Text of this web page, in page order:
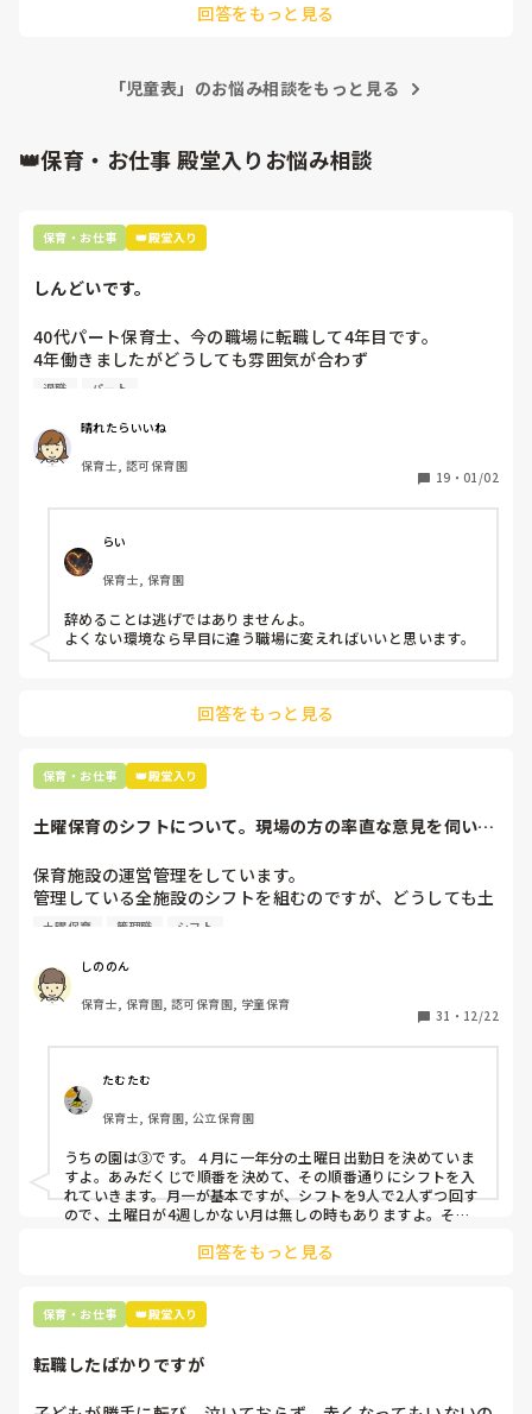
他の先生方との経験の差がどのくらいか分かりませんが、投稿
回答をもっと見る
「児童表」のお悩み相談をもっと見る
👑保育・お仕事 殿堂入りお悩み相談
保育・お仕事 👑殿堂入り
しんどいです。
40代パート保育士、今の職場に転職して4年目です。
4年働きましたがどうしても雰囲気が合わず
退職しようと思っています。
周りの職員は、勤続10年以上から何十年という先生がほとん
どです。
保護者子どもの愚痴悪口が多く、
今で言う不適切保育も
仕方ないよね
もう何も言わずに
子どもの言いなりになればいいんだね
などいう意見で…
上の先生に相談することは難しそうです。
最後の職場にしようと思っていましたが
辞めることは逃げ、と、過去辞めた人も何年も言われ続けて
います
退職 パート
晴れたらいいね
保育士, 認可保育園
19 ・ 01/02
らい
保育士, 保育園
辞めることは逃げではありませんよ。
よくない環境なら早目に違う職場に変えればいいと思います。
回答をもっと見る
保育・お仕事 👑殿堂入り
土曜保育のシフトについて。現場の方の率直な意見を伺いた
保育施設の運営管理をしています。
管理している全施設のシフトを組むのですが、どうしても土
曜保育だけは入れる方が少なく、いつも苦労しています。
て入職しているはずですが、いざ勤務が始まると一日も土曜
出勤が出来ない方ばかりです。
①土曜日の希望休は2日まで、と制限をかける
②毎月、必ず土曜保育に入ることのできる日を1日だけピッ
クアップしてもらう
③仮シフトが出た時、土曜出勤が難しければ自身で代わりの
人を交渉して見つけてもらう
上記のいずれかの対策を取り入れることを考えています。
土曜保育 管理職 シフト
しののん
保育士, 保育園, 認可保育園, 学童保育
31 ・ 12/22
たむたむ
保育士, 保育園, 公立保育園
うちの園は③です。４月に一年分の土曜日出勤日を決めていま
すよ。あみだくじで順番を決めて、その順番通りにシフトを入
れていきます。月一が基本ですが、シフトを9人で2人ずつ回す
ので、土曜日が4週しかない月は無しの時もありますよ。その
て貰い、主任に報告してます。
回答をもっと見る
保育・お仕事 👑殿堂入り
転職したばかりですが